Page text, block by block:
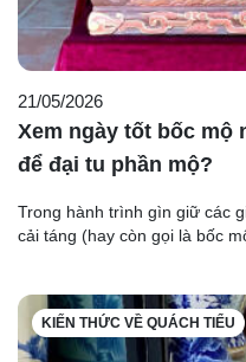
21/05/2026
Xem ngày tốt bốc mộ
để đại tu phần mộ?
Trong hành trình gìn giữ các
cải táng (hay còn gọi là bốc
KIẾN THỨC VỀ QUÁCH TIỂU